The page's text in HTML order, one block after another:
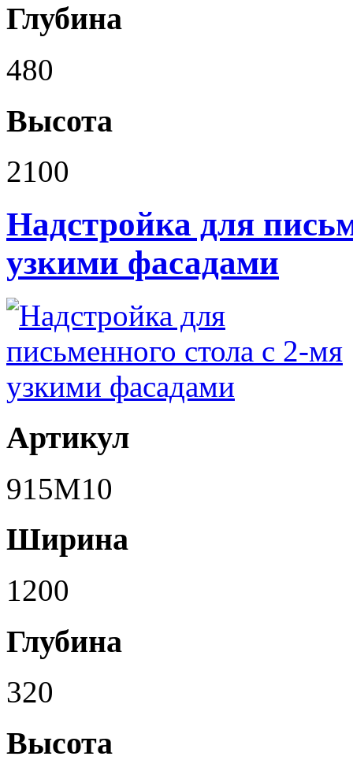
Глубина
480
Высота
2100
Надстройка для
узкими фасадами
Артикул
915M10
Ширина
1200
Глубина
320
Высота